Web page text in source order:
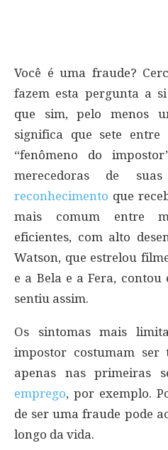
Você é uma fraude?
fazem esta pergunta a
que sim, pelo menos
significa que sete
“fenômeno do
merecedoras de
reconhecimento que
mais comum entre
eficientes, com alto
Watson, que estrelou
e a Bela e a Fera,
sentiu assim.
Os sintomas mais
impostor costumam ser
apenas nas primeiras
emprego, por exemplo.
de ser uma fraude pode
longo da vida.